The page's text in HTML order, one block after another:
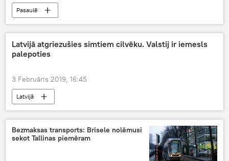
Pasaulē
Latvijā atgriezušies simtiem cilvēku. Valstij ir iemesls
palepoties
3 Februāris 2019, 16:45
Latvijā
Bezmaksas transports: Brisele nolēmusi
sekot Tallinas piemēram